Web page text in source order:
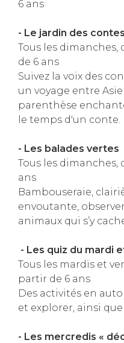
6 ans
- Le jardin des
Tous les dimanches,
de 6 ans
Suivez la voix des
un voyage entre
parenthèse
le temps d'un conte.
- Les balades vertes
Tous les dimanches,
ans
Bambouseraie,
envoutante,
animaux qui s’y
- Les quiz du mardi
Tous les mardis et
partir de 6 ans
Des activités en
et explorer, ainsi
- Les mercredis «